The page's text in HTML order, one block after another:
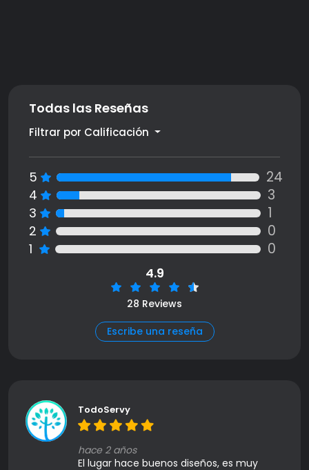
Todas las Reseñas
Filtrar por Calificación
5 24
4 3
3 1
2 0
1 0
4.9
28 Reviews
Escribe una reseña
TodoServy
hace 2 años
El lugar hace buenos diseños, es muy